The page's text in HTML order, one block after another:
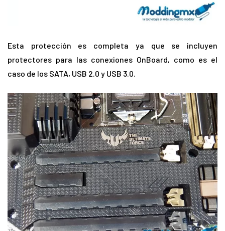
Esta protección es completa ya que se incluyen
protectores para las conexiones OnBoard, como es el
caso de los SATA, USB 2.0 y USB 3.0.